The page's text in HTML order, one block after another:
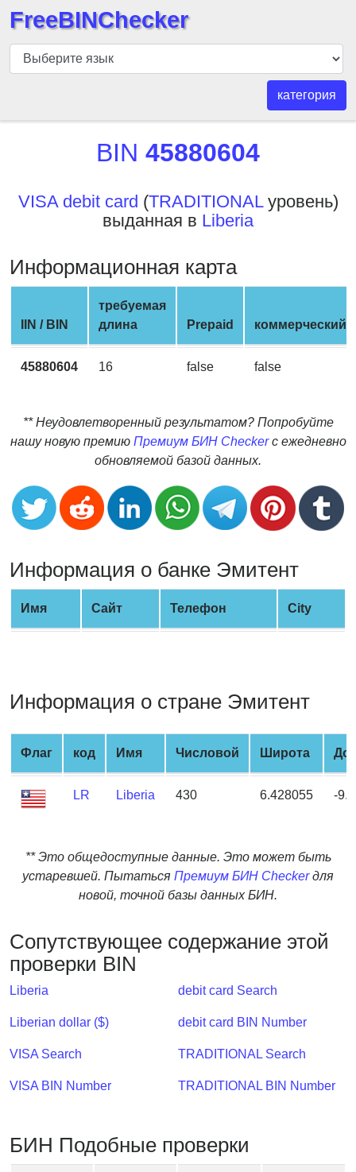
БИН
шашка
API
BIN
v2
BIN
CC
Generator
Banks
Card
Validator
Credit
Generator
Random
Credit
Card
Credit
Card
from
BIN
Credit
Card
Checker
What
IP
Address
?
IP
Lookup
BIN
Checker
FreeBINChecker
категория
BIN 45880604
VISA debit card (TRADITIONALуровень)
выданная в Liberia
Информационная карта
IIN / BIN
требуемая
длина
Prepaid коммерческий
45880604 16 false false
** Неудовлетворенный результатом? Попробуйте
нашу новую премию Премиум БИН Checkerс ежедневно
обновляемой базой данных.
Информация о банке Эмитент
Имя Сайт Телефон City
Информация о стране Эмитент
Флаг код Имя Числовой Широта
LR Liberia 430 6.428055 -
** Это общедоступные данные. Это может быть
устаревшей. Пытаться Премиум БИН Checkerдля
новой, точной базы данных БИН.
Сопутствующее содержание этой
проверки BIN
Liberia
Liberian dollar ($)
VISA Search
VISA BIN Number
debit card Search
debit card BIN Number
TRADITIONAL Search
TRADITIONAL BIN Number
БИН Подобные проверки